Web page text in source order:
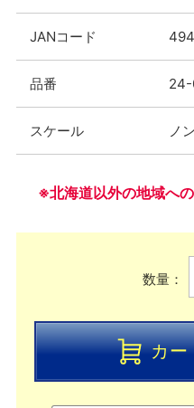
JANコード
品番
スケール ノ
※北海道以外の地域へ
数量：
カー